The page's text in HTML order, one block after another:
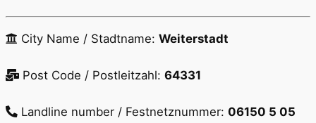
City Name / Stadtname: Weiterstadt
Post Code / Postleitzahl: 64331
Landline number / Festnetznummer: 06150 5 05